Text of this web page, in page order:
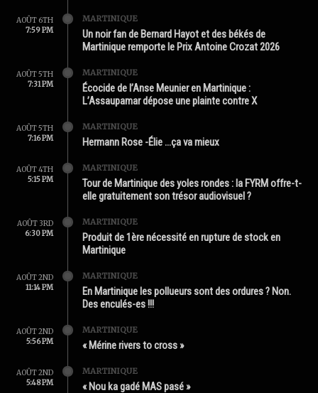
AOÛT 6TH
7:59 PM
MARTINIQUE
Un noir fan de Bernard Hayot et des békés de
Martinique remporte le Prix Antoine Crozat 2026
AOÛT 5TH
7:31 PM
MARTINIQUE
Écocide de l’Anse Meunier en Martinique :
L’Assaupamar dépose une plainte contre X
AOÛT 5TH
7:16 PM
MARTINIQUE
Hermann Rose -Élie …ça va mieux
AOÛT 4TH
5:15 PM
MARTINIQUE
Tour de Martinique des yoles rondes : la FYRM offre-t-
elle gratuitement son trésor audiovisuel ?
AOÛT 3RD
6:30 PM
MARTINIQUE
Produit de 1ère nécessité en rupture de stock en
Martinique
AOÛT 2ND
11:14 PM
MARTINIQUE
En Martinique les pollueurs sont des ordures ? Non.
Des enculés-es !!!
AOÛT 2ND
5:56 PM
MARTINIQUE
« Mérine rivers to cross »
AOÛT 2ND
5:48 PM
MARTINIQUE
« Nou ka gadé MAS pasé »